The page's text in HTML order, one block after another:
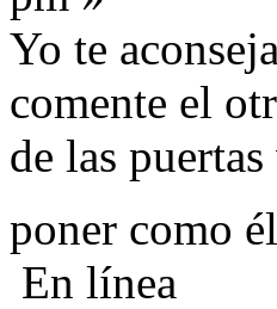
Yo te
comente el
de las
poner como
En línea